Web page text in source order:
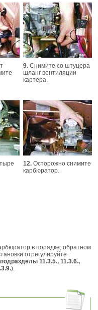
9. Снимите со штуцера
шланг вентиляции
картера.
12. Осторожно снимите
карбюратор.
в порядке, обратном
отрегулируйте
11.3.5., 11.3.6.,
).